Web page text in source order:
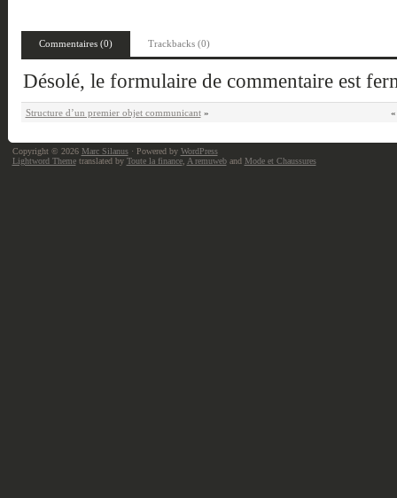
Commentaires (0) Trackbacks (0)
Désolé, le formulaire de commentaire est
Structure d’un premier objet communicant»
Copyright © 2026 Marc Silanus· Powered by WordPress
Lightword Themetranslated by Toute la finance, A remuweband Mode et Chaussures